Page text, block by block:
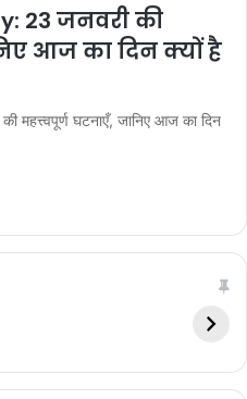
23 जनवरी की
आज का दिन क्यों है
घटनाएँ, जानिए आज का दिन